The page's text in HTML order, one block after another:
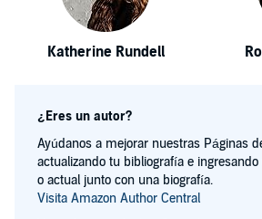
Katherine Rundell
¿Eres un autor?
Ayúdanos a mejorar nuestras Páginas
actualizando tu bibliografía e
o actual junto con una biografía.
Visita Amazon Author Central